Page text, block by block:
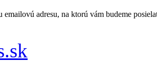
emailovú adresu, na ktorú vám budeme